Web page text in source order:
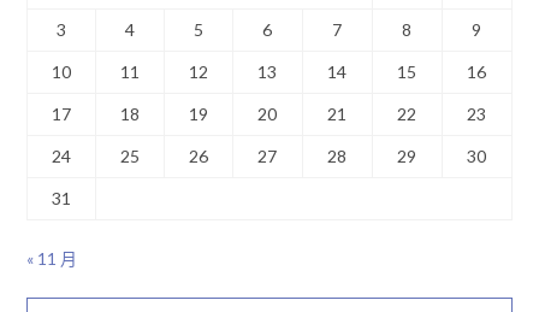
3 4 5 6 7 8 9
10 11 12 13 14 15 16
17 18 19 20 21 22 23
24 25 26 27 28 29 30
31
« 11 月